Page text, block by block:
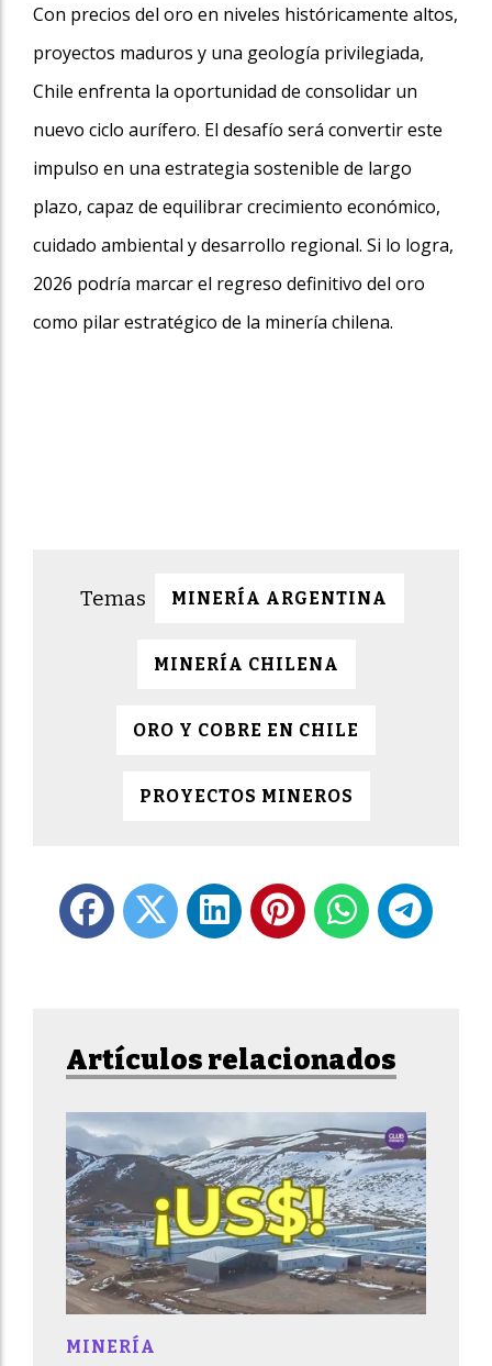
Con precios del oro en niveles históricamente altos,
proyectos maduros y una geología privilegiada,
Chile enfrenta la oportunidad de consolidar un
nuevo ciclo aurífero. El desafío será convertir este
impulso en una estrategia sostenible de largo
plazo, capaz de equilibrar crecimiento económico,
cuidado ambiental y desarrollo regional. Si lo logra,
2026 podría marcar el regreso definitivo del oro
como pilar estratégico de la minería chilena.
MINERÍA ARGENTINA
MINERÍA CHILENA
ORO Y COBRE EN CHILE
PROYECTOS MINEROS
Artículos relacionados
MINERÍA